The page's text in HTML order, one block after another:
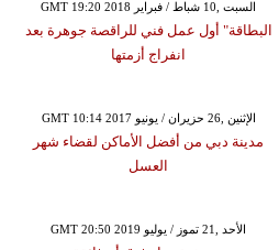
GMT 19:20 2018 السبت ,10 شباط / فبراير
البطاقة" أول عمل فني للراقصة جوهرة بعد
انفراج أزمتها
GMT 10:14 2017 الإثنين ,26 حزيران / يونيو
مدينة دبي من أفضل الأماكن لقضاء شهر
العسل
GMT 20:50 2019 الأحد ,21 تموز / يوليو